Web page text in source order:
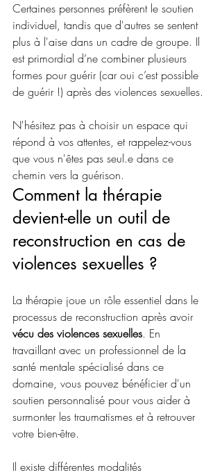
Certaines personnes préfèrent le soutien
individuel, tandis que d'autres se sentent
plus à l'aise dans un cadre de groupe. Il
est primordial d’ne combiner plusieurs
formes pour guérir (car oui c’est possible
de guérir !) après des violences sexuelles.
N'hésitez pas à choisir un espace qui
répond à vos attentes, et rappelez-vous
que vous n'êtes pas seul.e dans ce
chemin vers la guérison.
Comment la thérapie
devient-elle un outil de
reconstruction en cas de
violences sexuelles ?
La thérapie joue un rôle essentiel dans le
processus de reconstruction après avoir
vécu des violences sexuelles. En
travaillant avec un professionnel de la
santé mentale spécialisé dans ce
domaine, vous pouvez bénéficier d'un
soutien personnalisé pour vous aider à
surmonter les traumatismes et à retrouver
votre bien-être.
Il existe différentes modalités